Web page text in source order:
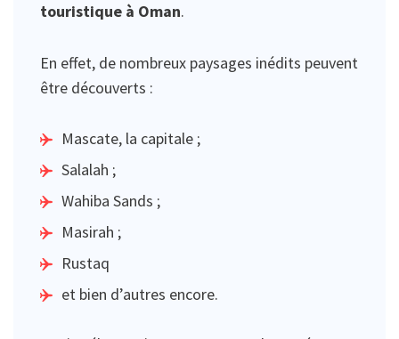
touristique à Oman.
En effet, de nombreux paysages inédits peuvent
être découverts :
Mascate, la capitale ;
Salalah ;
Wahiba Sands ;
Masirah ;
Rustaq
et bien d’autres encore.